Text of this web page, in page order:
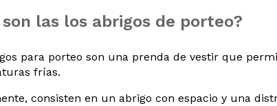
son las los abrigos de porteo?
para porteo son una prenda de vestir que
frías.
consisten en un abrigo con espacio y una